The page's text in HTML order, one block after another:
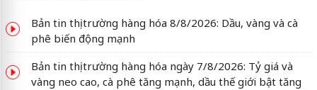
Bản tin thị trường hàng hóa 8/8/2026: Dầu, vàng và cà
phê biến động mạnh
Bản tin thị trường hàng hóa ngày 7/8/2026: Tỷ giá và
vàng neo cao, cà phê tăng mạnh, dầu thế giới bật tăng